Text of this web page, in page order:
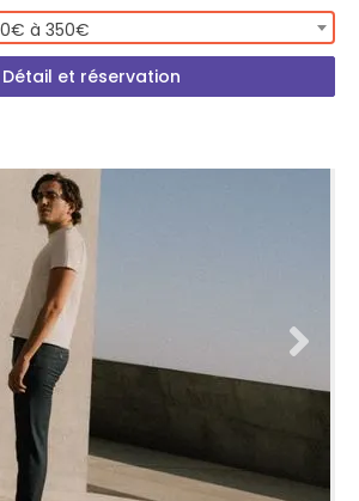
à 350€
Détail et réservation